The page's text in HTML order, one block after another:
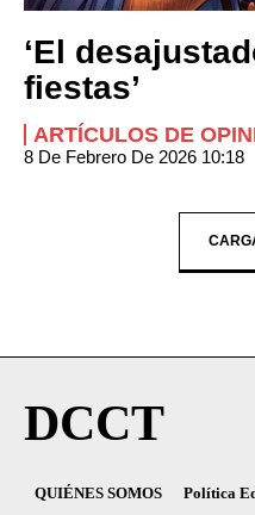
‘El
fiestas’
ARTÍCULOS DE
8 De Febrero De 2026 10:18
DCCT
QUIÉNES SOMOS Política